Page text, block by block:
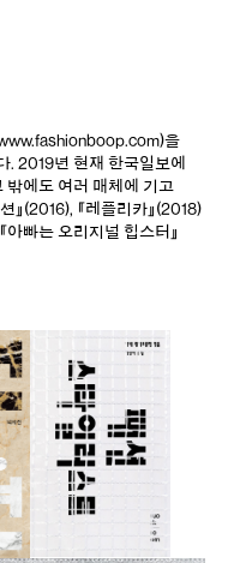
)을
. 2019년 현재 한국일보에
밖에도 여러 매체에 기고
』 (2016), 『레플리카』(2018)
아빠는 오리지널 힙스터』